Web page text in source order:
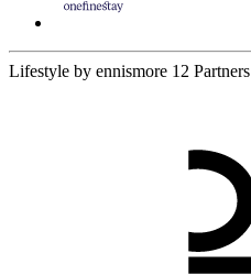
Lifestyle by ennismore 12 Partners